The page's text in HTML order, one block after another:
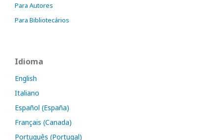
Para Autores
Para Bibliotecários
Idioma
English
Italiano
Español (España)
Français (Canada)
Português (Portugal)